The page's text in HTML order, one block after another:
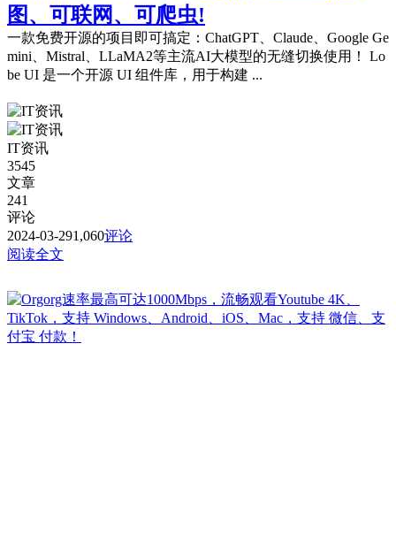
图、可联网、可爬虫!
一款免费开源的项目即可搞定：ChatGPT、Claude、Google Ge
mini、Mistral、LLaMA2等主流AI大模型的无缝切换使用！ Lo
be UI 是一个开源 UI 组件库，用于构建 ...
IT资讯
3545
文章
241
评论
2024-03-291,060评论
阅读全文